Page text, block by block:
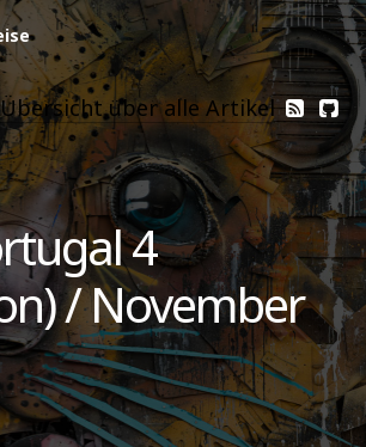
Übersicht über alle Artikel
4
/ November